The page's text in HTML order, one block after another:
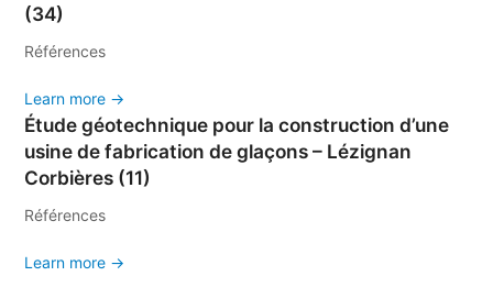
(34)
Références
Learn more →
Étude géotechnique pour la construction d’une
usine de fabrication de glaçons – Lézignan
Corbières (11)
Références
Learn more →